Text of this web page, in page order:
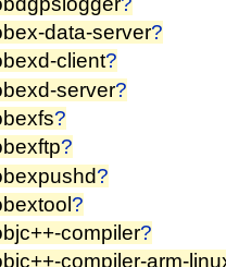
data-server?
client?
server?
?
?
?
?
compiler?
compiler-arm-